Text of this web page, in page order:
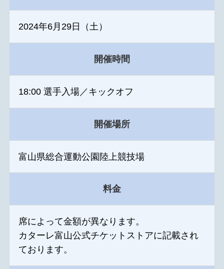
2024年6月29日（土）
開催時間
18:00 選手入場／キックオフ
開催場所
富山県総合運動公園陸上競技場
料金
席によって金額が異なります。
カターレ富山公式チケットストアに記載され
ております。